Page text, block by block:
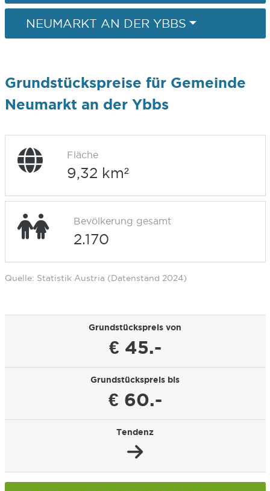
NEUMARKT AN DER YBBS
Grundstückspreise für Gemeinde
Neumarkt an der Ybbs
Fläche
9,32 km²
Bevölkerung gesamt
2.170
Quelle: Statistik Austria (Datenstand 2024)
Grundstückspreis von
€ 45.-
Grundstückspreis bis
€ 60.-
Tendenz